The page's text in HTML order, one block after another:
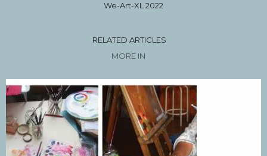
We-Art-XL 2022
RELATED ARTICLES
MORE IN